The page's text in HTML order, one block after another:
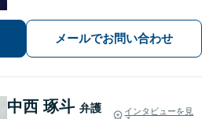
民事から刑事事件まで幅広く支援【完
メールでお問い合わせ
中西 琢斗 弁護
インタビューを見